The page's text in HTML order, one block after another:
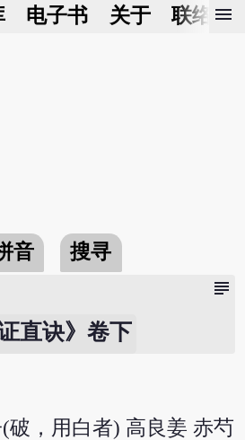
电子书 关于 联络我
menu
音 搜寻
subject
直诀》卷下
破，用白者) 高良姜 赤芍